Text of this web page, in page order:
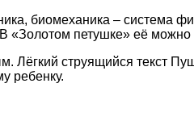
биомеханика – система
«Золотом петушке» её можно
Лёгкий струящийся текст
ребенку.